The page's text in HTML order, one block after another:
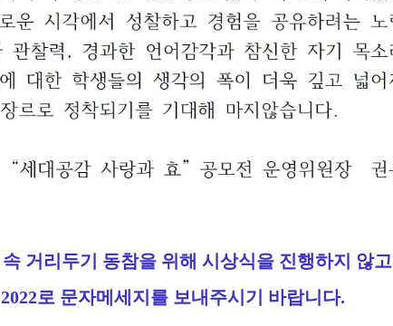
거리두기 동참을 위해 시상식을 진행하지 않고
로 문자메세지를 보내주시기 바랍니다.